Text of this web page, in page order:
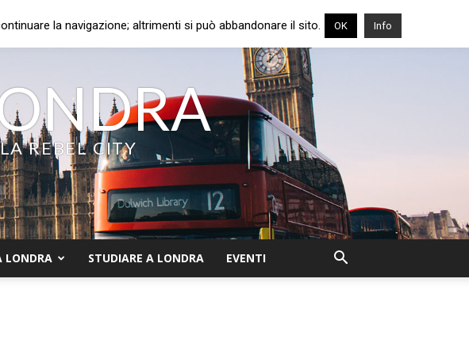
REBEL CITY
LONDRA STUDIARE A LONDRA EVENTI
la navigazione; altrimenti si può abbandonare il sito. OK Info